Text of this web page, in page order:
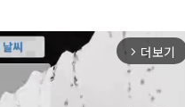
arrow_forward_ios 더보기